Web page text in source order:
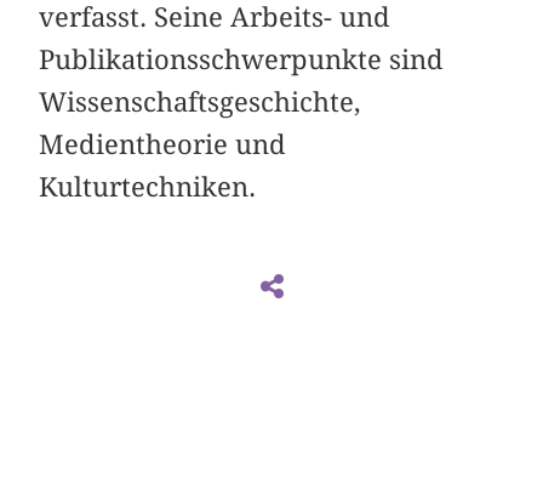
verfasst. Seine Arbeits- und
Publikationsschwerpunkte sind
Wissenschaftsgeschichte,
Medientheorie und
Kulturtechniken.